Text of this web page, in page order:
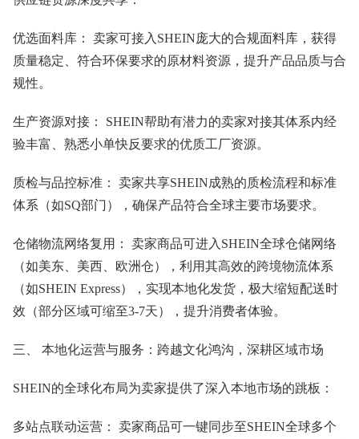
优选面料库： 卖家可接入SHEIN庞大的合规面料库，获得
质量稳定、符合环保要求的原材料资源，提升产品品质与合
规性。
生产资源对接： SHEIN帮助有潜力的卖家对接其体系内经
验丰富、熟悉小单快反要求的优质工厂资源。
质检与品控标准： 卖家共享SHEIN成熟的质检流程和标准
体系（如SQ部门），确保产品符合全球主要市场要求。
仓储物流网络复用： 卖家商品可进入SHEIN全球仓储网络
（如美东、美西、欧洲仓），利用其高效的跨境物流体系
（如SHEIN Express），实现本地化发货，极大缩短配送时
效（部分区域可缩至3-7天），提升消费者体验。
三、 本地化运营与服务：跨越文化鸿沟，深耕区域市场
SHEIN的全球化布局为卖家提供了深入本地市场的跳板：
多站点联动运营： 卖家商品可一键同步至SHEIN全球多个